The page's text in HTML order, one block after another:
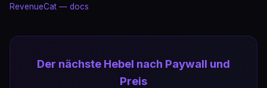
RevenueCat — docs
Der nächste Hebel nach Paywall und
Preis